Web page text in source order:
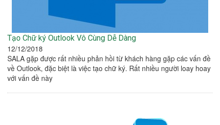
Tạo Chữ ký Outlook Vô Cùng Dễ Dàng
12/12/2018
SALA gặp được rất nhiều phản hồi từ khách hàng gặp các vấn đề
về Outlook, đặc biệt là việc tạo chữ ký. Rất nhiều người loay hoay
với vấn đề này